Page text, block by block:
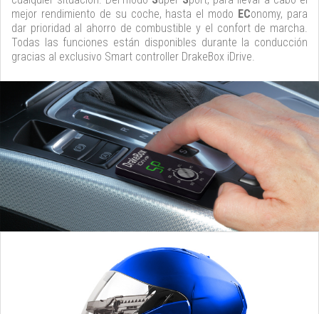
mejor rendimiento de su coche, hasta el modo EConomy, para
dar prioridad al ahorro de combustible y el confort de marcha.
Todas las funciones están disponibles durante la conducción
gracias al exclusivo Smart controller DrakeBox iDrive.